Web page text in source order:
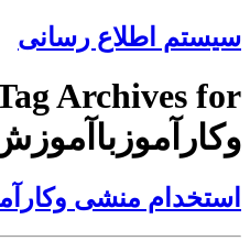
سیستم اطلاع رسانی
Archives for
استخدام منشی